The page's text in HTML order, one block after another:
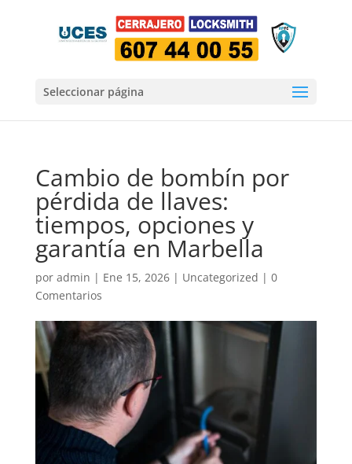
Seleccionar página
Cambio de bombín por
pérdida de llaves:
tiempos, opciones y
garantía en Marbella
por admin | Ene 15, 2026| Uncategorized | 0
Comentarios